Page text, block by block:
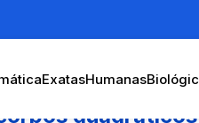
ExatasHumanas